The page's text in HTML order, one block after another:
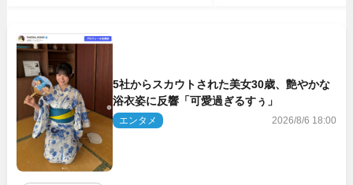
5社からスカウトされた美女30歳、艶やかな
浴衣姿に反響「可愛過ぎるすぅ」
エンタメ 2026/8/6 18:00